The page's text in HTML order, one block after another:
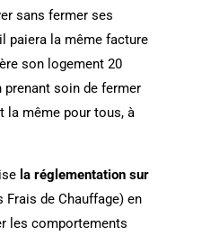
sans fermer ses
paiera la même facture
son logement 20
prenant soin de fermer
la même pour tous, à
la réglementation sur
de Chauffage) en
les comportements